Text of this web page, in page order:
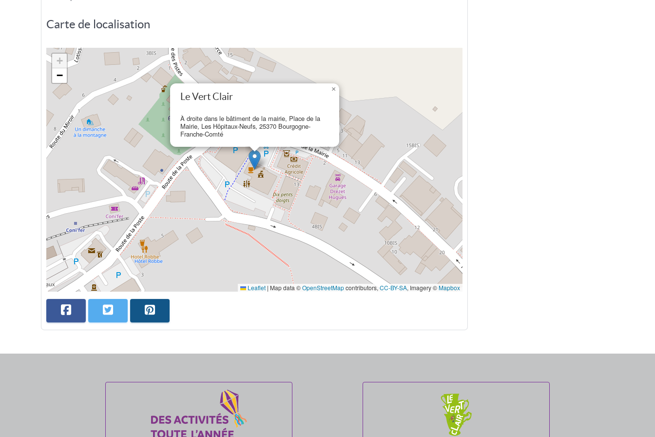
Carte de localisation
Le Vert Clair
À droite dans le bâtiment de la mairie, Place de la
Mairie, Les Hôpitaux-Neufs, 25370 Bourgogne-
Franche-Comté
×
+
−
Leaflet | Map data ©OpenStreetMapcontributors, CC-BY-SA, Imagery ©Mapbox